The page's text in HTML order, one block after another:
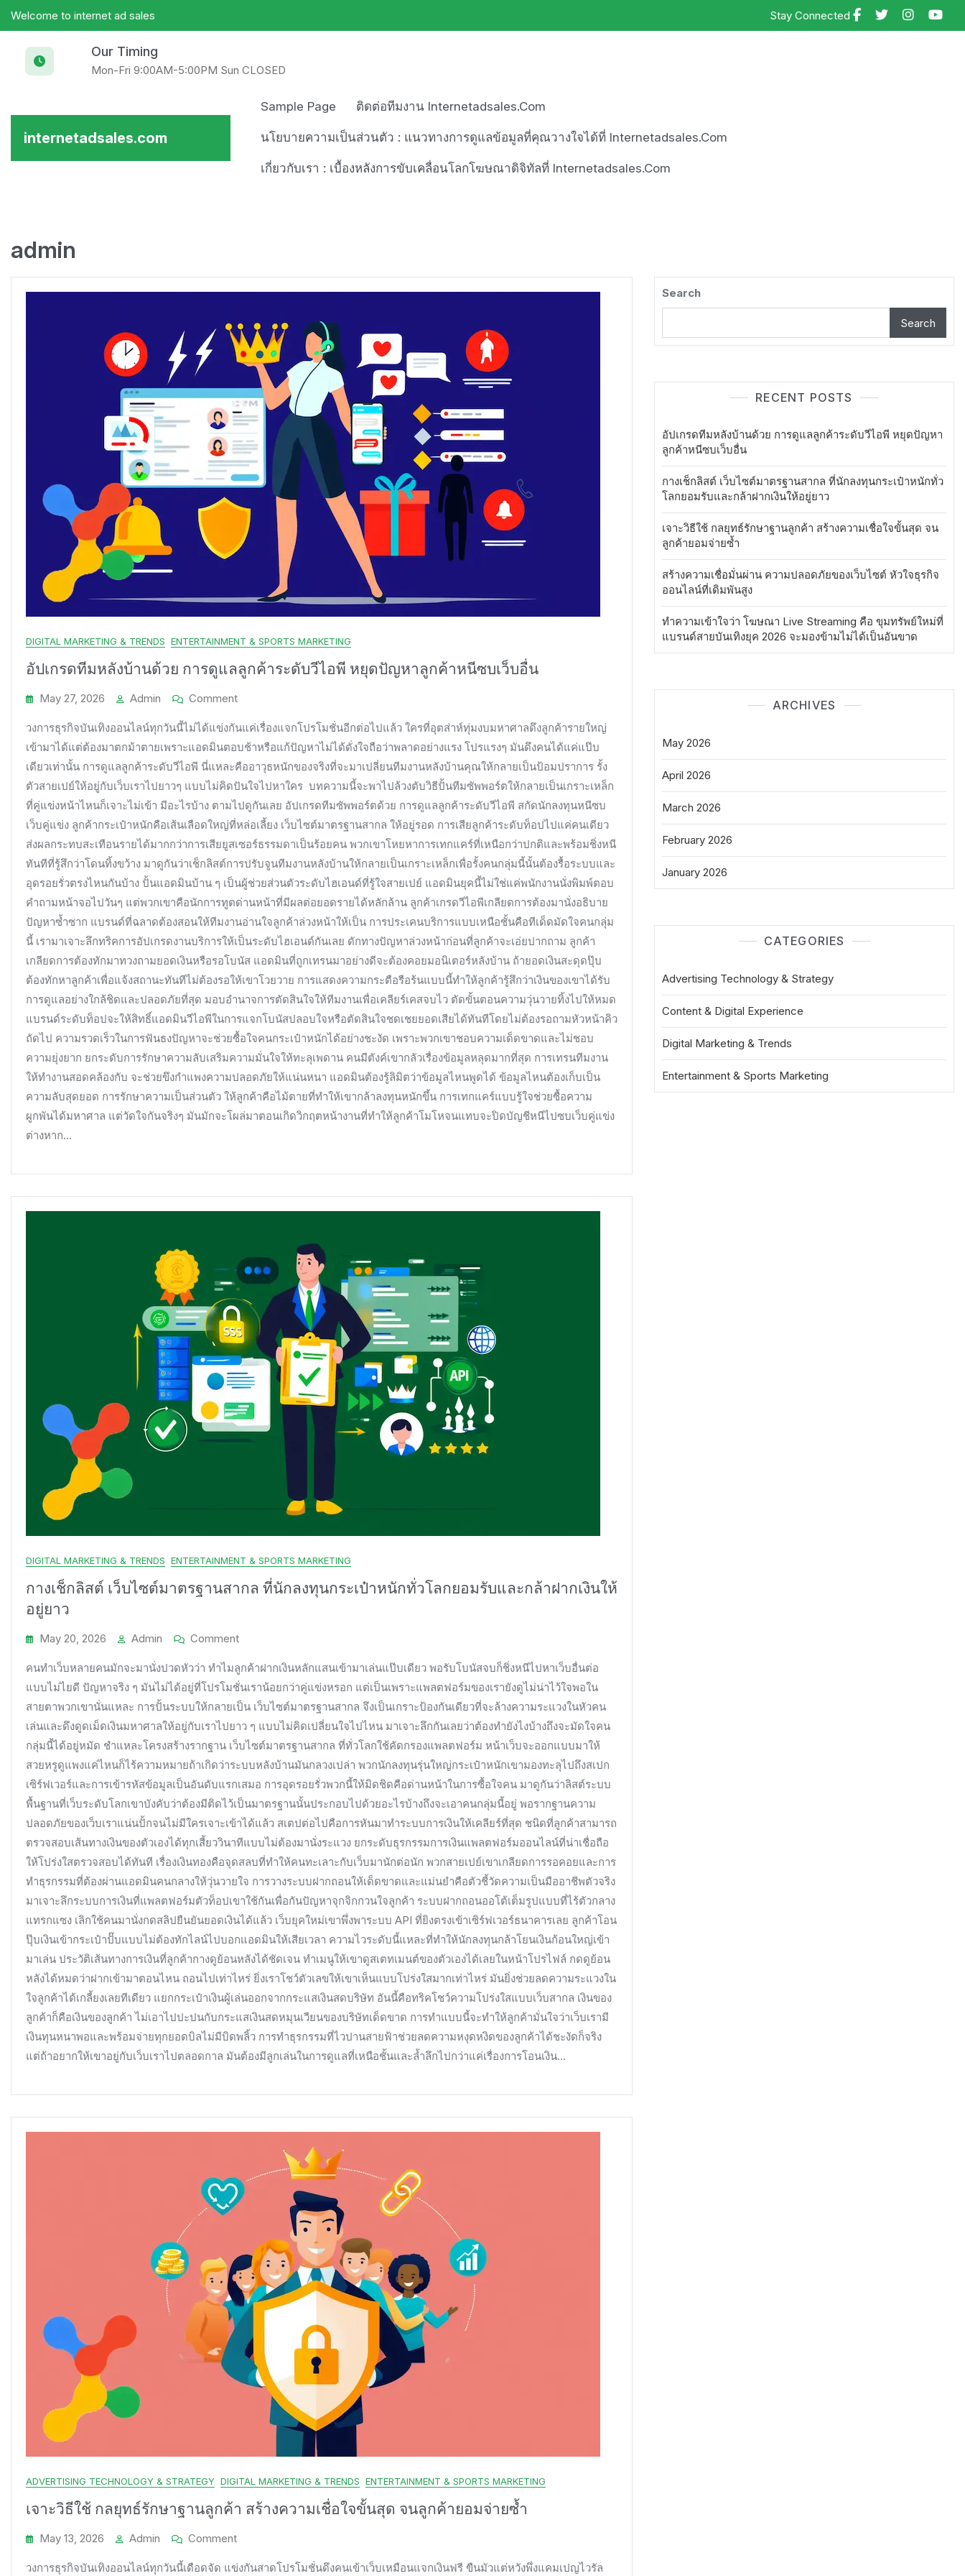
Welcome to internet ad sales Stay Connected
Our Timing
Mon-Fri 9:00AM-5:00PM Sun CLOSED
internetadsales.com
Sample Page ติดต่อทีมงาน Internetadsales.com
นโยบายความเป็นส่วนตัว : แนวทางการดูแลข้อมูลที่คุณวางใจได้ที่ Internetadsales.com
เกี่ยวกับเรา : เบื้องหลังการขับเคลื่อนโลกโฆษณาดิจิทัลที่ Internetadsales.com
admin
DIGITAL MARKETING & TRENDS ENTERTAINMENT & SPORTS MARKETING
อัปเกรดทีมหลังบ้านด้วย การดูแลลูกค้าระดับวีไอพี หยุดปัญหาลูกค้าหนีซบเว็บอื่น
May 27, 2026 Admin CommentOn
เกรด
ทีม
หลัง
บ้าน
ด้วย
การ
ดูแล
ลูกค้า
ระดับ
วี
ไอพี
หยุด
ปัญหา
ลูกค้า
หนี
เว็บ
อื่น
วงการธุรกิจบันเทิงออนไลน์ทุกวันนี้ไม่ได้แข่งกันแค่เรื่องแจกโปรโมชั่นอีกต่อไปแล้ว ใครที่อุตส่าห์ทุ่มงบมหาศาลดึงลูกค้ารายใหญ่
เข้ามาได้แต่ต้องมาตกม้าตายเพราะแอดมินตอบช้าหรือแก้ปัญหาไม่ได้ดั่งใจถือว่าพลาดอย่างแรง โปรแรงๆ มันดึงคนได้แค่แป๊บ
เดียวเท่านั้น การดูแลลูกค้าระดับวีไอพี นี่แหละคืออาวุธหนักของจริงที่จะมาเปลี่ยนทีมงานหลังบ้านคุณให้กลายเป็นป้อมปราการ รั้ง
ตัวสายเปย์ให้อยู่กับเว็บเราไปยาวๆ แบบไม่คิดปันใจไปหาใคร บทความนี้จะพาไปล้วงตับวิธีปั้นทีมซัพพอร์ตให้กลายเป็นเกราะเหล็ก
ที่คู่แข่งหน้าไหนก็เจาะไม่เข้า มีอะไรบ้าง ตามไปดูกันเลย อัปเกรดทีมซัพพอร์ตด้วย การดูแลลูกค้าระดับวีไอพี สกัดนักลงทุนหนีซบ
เว็บคู่แข่ง ลูกค้ากระเป๋าหนักคือเส้นเลือดใหญ่ที่หล่อเลี้ยง เว็บไซต์มาตรฐานสากล ให้อยู่รอด การเสียลูกค้าระดับท็อปไปแค่คนเดียว
ส่งผลกระทบสะเทือนรายได้มากกว่าการเสียยูสเซอร์ธรรมดาเป็นร้อยคน พวกเขาโหยหาการเทกแคร์ที่เหนือกว่าปกติและพร้อมชิ่งหนี
ทันทีที่รู้สึกว่าโดนทิ้งขว้าง มาดูกันว่าเช็กลิสต์การปรับจูนทีมงานหลังบ้านให้กลายเป็นเกราะเหล็กเพื่อรั้งคนกลุ่มนี้นั้นต้องรื้อระบบและ
อุดรอยรั่วตรงไหนกันบ้าง ปั้นแอดมินบ้าน ๆ เป็นผู้ช่วยส่วนตัวระดับไฮเอนด์ที่รู้ใจสายเปย์ แอดมินยุคนี้ไม่ใช่แค่พนักงานนั่งพิมพ์ตอบ
คำถามหน้าจอไปวันๆ แต่พวกเขาคือนักการทูตด่านหน้าที่มีผลต่อยอดรายได้หลักล้าน ลูกค้าเกรดวีไอพีเกลียดการต้องมานั่งอธิบาย
ปัญหาซ้ำซาก แบรนด์ที่ฉลาดต้องสอนให้ทีมงานอ่านใจลูกค้าล่วงหน้าให้เป็น การประเคนบริการแบบเหนือชั้นคือทีเด็ดมัดใจคนกลุ่ม
นี้ เรามาเจาะลึกทริคการอัปเกรดงานบริการให้เป็นระดับไฮเอนด์กันเลย ดักทางปัญหาล่วงหน้าก่อนที่ลูกค้าจะเอ่ยปากถาม ลูกค้า
เกลียดการต้องทักมาทวงถามยอดเงินหรือรอโบนัส แอดมินที่ถูกเทรนมาอย่างดีจะต้องคอยมอนิเตอร์หลังบ้าน ถ้ายอดเงินสะดุดปุ๊บ
ต้องทักหาลูกค้าเพื่อแจ้งสถานะทันทีไม่ต้องรอให้เขาโวยวาย การแสดงความกระตือรือร้นแบบนี้ทำให้ลูกค้ารู้สึกว่าเงินของเขาได้รับ
การดูแลอย่างใกล้ชิดและปลอดภัยที่สุด มอบอำนาจการตัดสินใจให้ทีมงานเพื่อเคลียร์เคสจบไว ตัดขั้นตอนความวุ่นวายทิ้งไปให้หมด
แบรนด์ระดับท็อปจะให้สิทธิ์แอดมินวีไอพีในการแจกโบนัสปลอบใจหรือตัดสินใจชดเชยยอดเสียได้ทันทีโดยไม่ต้องรอถามหัวหน้าคิว
ถัดไป ความรวดเร็วในการฟันธงปัญหาจะช่วยซื้อใจคนกระเป๋าหนักได้อย่างชะงัด เพราะพวกเขาชอบความเด็ดขาดและไม่ชอบ
ความยุ่งยาก ยกระดับการรักษาความลับเสริมความมั่นใจให้ทะลุเพดาน คนมีตังค์เขากลัวเรื่องข้อมูลหลุดมากที่สุด การเทรนทีมงาน
ให้ทำงานสอดคล้องกับ จะช่วยขึงกำแพงความปลอดภัยให้แน่นหนา แอดมินต้องรู้ลิมิตว่าข้อมูลไหนพูดได้ ข้อมูลไหนต้องเก็บเป็น
ความลับสุดยอด การรักษาความเป็นส่วนตัว ให้ลูกค้าคือไม้ตายที่ทำให้เขากล้าลงทุนหนักขึ้น การเทกแคร์แบบรู้ใจช่วยซื้อความ
ผูกพันได้มหาศาล แต่วัดใจกันจริงๆ มันมักจะโผล่มาตอนเกิดวิกฤตหน้างานที่ทำให้ลูกค้าโมโหจนแทบจะปิดบัญชีหนีไปซบเว็บคู่แข่ง
ต่างหาก…
DIGITAL MARKETING & TRENDS ENTERTAINMENT & SPORTS MARKETING
กางเช็กลิสต์ เว็บไซต์มาตรฐานสากล ที่นักลงทุนกระเป๋าหนักทั่วโลกยอมรับและกล้าฝากเงินให้
อยู่ยาว
May 20, 2026 Admin CommentOn
เช็
กลิสต์
เว็บไซต์
มาตรฐาน
สากล
ลงทุน
กระเป๋า
หนัก
ทั่ว
โลก
ยอมรับ
และ
กล้า
เงิน
ให้
อยู่
ยาว
คนทำเว็บหลายคนมักจะมานั่งปวดหัวว่า ทำไมลูกค้าฝากเงินหลักแสนเข้ามาเล่นแป๊บเดียว พอรับโบนัสจบก็ชิ่งหนีไปหาเว็บอื่นต่อ
แบบไม่ไยดี ปัญหาจริง ๆ มันไม่ได้อยู่ที่โปรโมชั่นเราน้อยกว่าคู่แข่งหรอก แต่เป็นเพราะแพลตฟอร์มของเรายังดูไม่น่าไว้ใจพอใน
สายตาพวกเขานั่นแหละ การปั้นระบบให้กลายเป็น เว็บไซต์มาตรฐานสากล จึงเป็นเกราะป้องกันเดียวที่จะล้างความระแวงในหัวคน
เล่นและดึงดูดเม็ดเงินมหาศาลให้อยู่กับเราไปยาว ๆ แบบไม่คิดเปลี่ยนใจไปไหน มาเจาะลึกกันเลยว่าต้องทำยังไงบ้างถึงจะมัดใจคน
กลุ่มนี้ได้อยู่หมัด ชำแหละโครงสร้างรากฐาน เว็บไซต์มาตรฐานสากล ที่ทั่วโลกใช้คัดกรองแพลตฟอร์ม หน้าเว็บจะออกแบบมาให้
สวยหรูดูแพงแค่ไหนก็ไร้ความหมายถ้าเกิดว่าระบบหลังบ้านมันกลวงเปล่า พวกนักลงทุนรุ่นใหญ่กระเป๋าหนักเขามองทะลุไปถึงสเปก
เซิร์ฟเวอร์และการเข้ารหัสข้อมูลเป็นอันดับแรกเสมอ การอุดรอยรั่วพวกนี้ให้มิดชิดคือด่านหน้าในการซื้อใจคน มาดูกันว่าลิสต์ระบบ
พื้นฐานที่เว็บระดับโลกเขาบังคับว่าต้องมีติดไว้เป็นมาตรฐานนั้นประกอบไปด้วยอะไรบ้างถึงจะเอาคนกลุ่มนี้อยู่ พอรากฐานความ
ปลอดภัยของเว็บเราแน่นปั้กจนไม่มีใครเจาะเข้าได้แล้ว สเตปต่อไปคือการหันมาทำระบบการเงินให้เคลียร์ที่สุด ชนิดที่ลูกค้าสามารถ
ตรวจสอบเส้นทางเงินของตัวเองได้ทุกเสี้ยววินาทีแบบไม่ต้องมานั่งระแวง ยกระดับธุรกรรมการเงินแพลตฟอร์มออนไลน์ที่น่าเชื่อถือ
ให้โปร่งใสตรวจสอบได้ทันที เรื่องเงินทองคือจุดสลบที่ทำให้คนทะเลาะกับเว็บมานักต่อนัก พวกสายเปย์เขาเกลียดการรอคอยและการ
ทำธุรกรรมที่ต้องผ่านแอดมินคนกลางให้วุ่นวายใจ การวางระบบฝากถอนให้เด็ดขาดและแม่นยำคือตัวชี้วัดความเป็นมืออาชีพตัวจริง
มาเจาะลึกระบบการเงินที่แพลตฟอร์มตัวท็อปเขาใช้กันเพื่อกันปัญหาจุกจิกกวนใจลูกค้า ระบบฝากถอนออโต้เต็มรูปแบบที่ไร้ตัวกลาง
แทรกแซง เลิกใช้คนมานั่งกดสลิปยืนยันยอดเงินได้แล้ว เว็บยุคใหม่เขาพึ่งพาระบบ API ที่ยิงตรงเข้าเซิร์ฟเวอร์ธนาคารเลย ลูกค้าโอน
ปุ๊บเงินเข้ากระเป๋าปั๊บแบบไม่ต้องทักไลน์ไปบอกแอดมินให้เสียเวลา ความไวระดับนี้แหละที่ทำให้นักลงทุนกล้าโยนเงินก้อนใหญ่เข้า
มาเล่น ประวัติเส้นทางการเงินที่ลูกค้ากางดูย้อนหลังได้ชัดเจน ทำเมนูให้เขาดูสเตทเมนต์ของตัวเองได้เลยในหน้าโปรไฟล์ กดดูย้อน
หลังได้หมดว่าฝากเข้ามาตอนไหน ถอนไปเท่าไหร่ ยิ่งเราโชว์ตัวเลขให้เขาเห็นแบบโปร่งใสมากเท่าไหร่ มันยิ่งช่วยลดความระแวงใน
ใจลูกค้าได้เกลี้ยงเลยทีเดียว แยกกระเป๋าเงินผู้เล่นออกจากกระแสเงินสดบริษัท อันนี้คือทริคโชว์ความโปร่งใสแบบเว็บสากล เงินของ
ลูกค้าก็คือเงินของลูกค้า ไม่เอาไปปะปนกับกระแสเงินสดหมุนเวียนของบริษัทเด็ดขาด การทำแบบนี้จะทำให้ลูกค้ามั่นใจว่าเว็บเรามี
เงินทุนหนาพอและพร้อมจ่ายทุกยอดบิลไม่มีบิดพลิ้ว การทำธุรกรรมที่ไวปานสายฟ้าช่วยลดความหงุดหงิดของลูกค้าได้ชะงัดก็จริง
แต่ถ้าอยากให้เขาอยู่กับเว็บเราไปตลอดกาล มันต้องมีลูกเล่นในการดูแลที่เหนือชั้นและล้ำลึกไปกว่าแค่เรื่องการโอนเงิน…
ADVERTISING TECHNOLOGY & STRATEGY DIGITAL MARKETING & TRENDS ENTERTAINMENT & SPORTS MARKETING
เจาะวิธีใช้ กลยุทธ์รักษาฐานลูกค้า สร้างความเชื่อใจขั้นสุด จนลูกค้ายอมจ่ายซ้ำ
May 13, 2026 Admin CommentOn
วิธี
วงการธุรกิจบันเทิงออนไลน์ทุกวันนี้เดือดจัด แข่งกันสาดโปรโมชั่นดึงคนเข้าเว็บเหมือนแจกเงินฟรี ขืนมัวแต่หวังพึ่งแคมเปญไวรัล
Search
Search
RECENT POSTS
อัปเกรดทีมหลังบ้านด้วย การดูแลลูกค้าระดับวีไอพี หยุดปัญหา
ลูกค้าหนีซบเว็บอื่น
กางเช็กลิสต์ เว็บไซต์มาตรฐานสากล ที่นักลงทุนกระเป๋าหนักทั่ว
โลกยอมรับและกล้าฝากเงินให้อยู่ยาว
เจาะวิธีใช้ กลยุทธ์รักษาฐานลูกค้า สร้างความเชื่อใจขั้นสุด จน
ลูกค้ายอมจ่ายซ้ำ
สร้างความเชื่อมั่นผ่าน ความปลอดภัยของเว็บไซต์ หัวใจธุรกิจ
ออนไลน์ที่เดิมพันสูง
ทำความเข้าใจว่า โฆษณา Live Streaming คือ ขุมทรัพย์ใหม่ที่
แบรนด์สายบันเทิงยุค 2026 จะมองข้ามไม่ได้เป็นอันขาด
ARCHIVES
May 2026
April 2026
March 2026
February 2026
January 2026
CATEGORIES
Advertising Technology & Strategy
Content & Digital Experience
Digital Marketing & Trends
Entertainment & Sports Marketing